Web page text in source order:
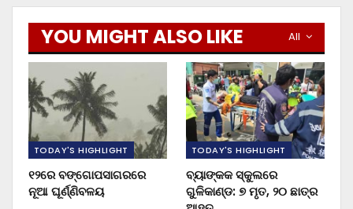
All
YOU MIGHT ALSO LIKE
TODAY'S HIGHLIGHT
୧୨ରେ ବଙ୍ଗୋପସାଗରରେ
ନୂଆ ଘୂର୍ଣ୍ଣିବଳୟ
TODAY'S HIGHLIGHT
ବ୍ୟାଙ୍କକ ସ୍କୁଲରେ
ଗୁଳିକାଣ୍ଡ: ୭ ମୃତ, ୨୦ ଛାତ୍ର